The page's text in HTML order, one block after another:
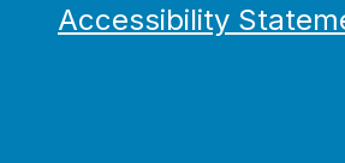
Accessibility